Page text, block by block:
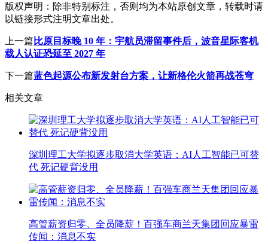
版权声明： 除非特别标注，否则均为本站原创文章，转载时请
以链接形式注明文章出处。
上一篇 比原目标晚 10 年：宇航员滞留事件后，波音星际客机
载人认证恐延至 2027 年
下一篇蓝色起源公布新发射台方案，让新格伦火箭再战苍穹
相关文章
深圳理工大学拟逐步取消大学英语：AI人工智能已可替
代 死记硬背没用
高管薪资归零、全员降薪！百强车商兰天集团回应暴雷
传闻：消息不实